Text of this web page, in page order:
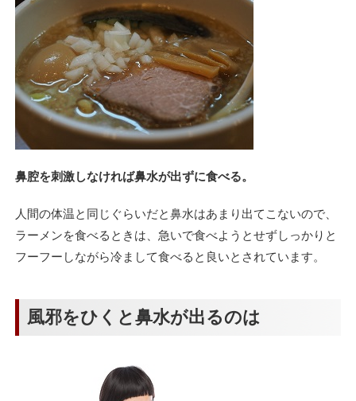
鼻腔を刺激しなければ鼻水が出ずに食べる。
人間の体温と同じぐらいだと鼻水はあまり出てこないので、
ラーメンを食べるときは、急いで食べようとせずしっかりと
フーフーしながら冷まして食べると良いとされています。
風邪をひくと鼻水が出るのは